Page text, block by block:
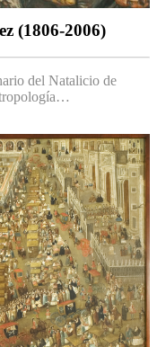
(1806-2006)
del Natalicio de